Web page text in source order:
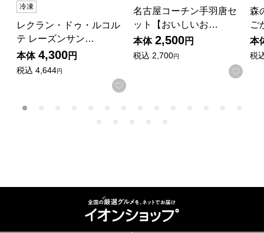
冷凍
レクラン・ドゥ・ルコル
テ レーズンサン…
本体 4,300円
税込 4,644円
お気に入りに登録する
名古屋コーチン手羽唐セ
ット【おいしいお…
本体 2,500円
税込 2,700円
お気
森
ご
本
税